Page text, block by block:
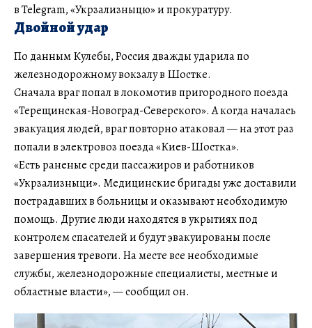
в Telegram, «Укрзализныцю» и прокуратуру.
Двойной удар
По данным Кулебы, Россия дважды ударила по
железнодорожному вокзалу в Шостке.
Сначала враг попал в локомотив пригородного поезда
«Терещинская-Новоград-Северского». А когда началась
эвакуация людей, враг повторно атаковал — на этот раз
попали в электровоз поезда «Киев-Шостка».
«Есть раненые среди пассажиров и работников
«Укрзализныци». Медицинские бригады уже доставили
пострадавших в больницы и оказывают необходимую
помощь. Другие люди находятся в укрытиях под
контролем спасателей и будут эвакуированы после
завершения тревоги. На месте все необходимые
службы, железнодорожные специалисты, местные и
областные власти», — сообщил он.